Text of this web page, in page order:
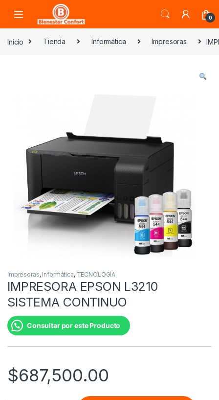
Skip to navigation
0
Inicio Tienda Informática Impresoras
Impresoras, Informática, TECNOLOGÍA
IMPRESORA EPSON L3210
SISTEMA CONTINUO
Consultar por este Producto
$687,500.00